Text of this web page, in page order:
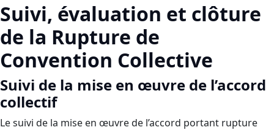
Suivi, évaluation et clôture
de la Rupture de
Convention Collective
Suivi de la mise en œuvre de l’accord
collectif
Le suivi de la mise en œuvre de l’accord portant rupture